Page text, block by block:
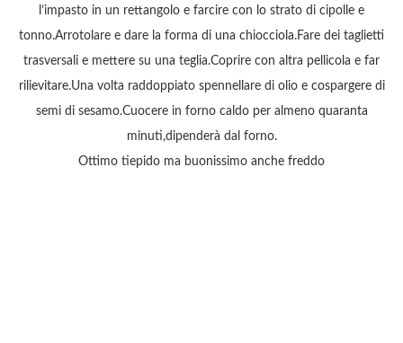
l’impasto in un rettangolo e farcire con lo strato di cipolle e
tonno.Arrotolare e dare la forma di una chiocciola.Fare dei taglietti
trasversali e mettere su una teglia.Coprire con altra pellicola e far
rilievitare.Una volta raddoppiato spennellare di olio e cospargere di
semi di sesamo.Cuocere in forno caldo per almeno quaranta
minuti,dipenderà dal forno.
Ottimo tiepido ma buonissimo anche freddo